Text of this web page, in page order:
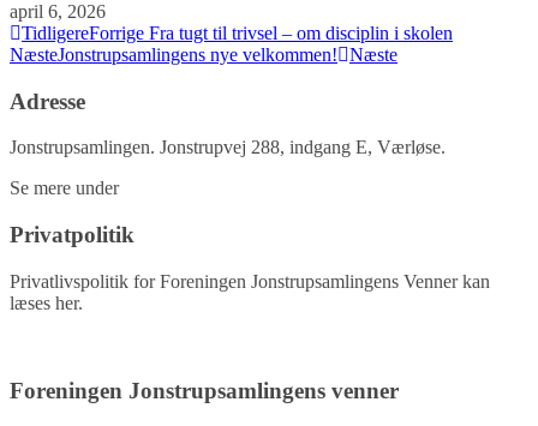
april 6, 2026
TidligereForrige Fra tugt til trivsel – om disciplin i skolen
NæsteJonstrupsamlingens nye velkommen! Næste
Adresse
Jonstrupsamlingen. Jonstrupvej 288, indgang E, Værløse.
Se mere under
Privatpolitik
Privatlivspolitik for Foreningen Jonstrupsamlingens Venner kan
læses her.
Foreningen Jonstrupsamlingens venner